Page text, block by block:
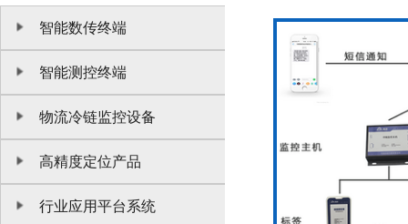
智能数传终端
智能测控终端
物流冷链监控设备
高精度定位产品
行业应用平台系统